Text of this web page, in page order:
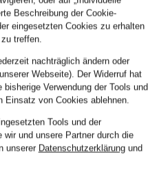
CHF 40
Beschreibung der Cookie-
eingesetzten Cookies zu erhalten
treffen.
nachträglich ändern oder
Webseite). Der Widerruf hat
Verwendung der Tools und
Einsatz von Cookies ablehnen.
Tools und der
wir und unsere Partner durch die
unserer Datenschutzerklärungund